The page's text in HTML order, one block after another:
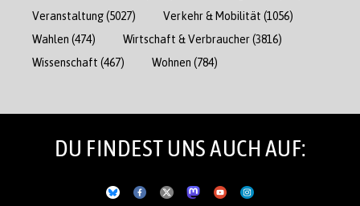
Veranstaltung(5027) Verkehr & Mobilität (1056)
Wahlen (474) Wirtschaft & Verbraucher(3816)
Wissenschaft (467) Wohnen (784)
DU FINDEST UNS AUCH AUF: